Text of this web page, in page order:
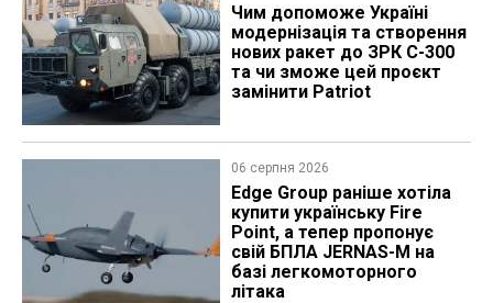
Чим допоможе Україні
модернізація та створення
нових ракет до ЗРК С-300
та чи зможе цей проєкт
замінити Patriot
06 серпня 2026
Edge Group раніше хотіла
купити українську Fire
Point, а тепер пропонує
свій БПЛА JERNAS-M на
базі легкомоторного
літака